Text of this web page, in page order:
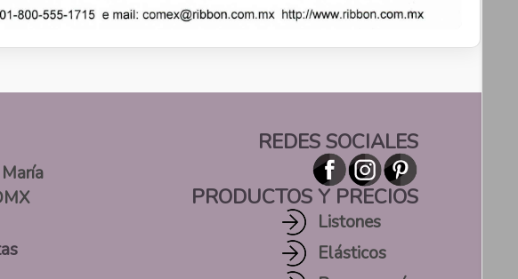
REDES SOCIALES
PRODUCTOS Y PRECIOS
Listones
Elásticos